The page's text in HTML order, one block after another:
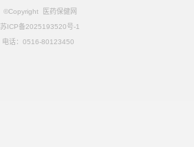
©Copyright 医药保健网
苏ICP备2025193520号-1
电话： 0516-80123450